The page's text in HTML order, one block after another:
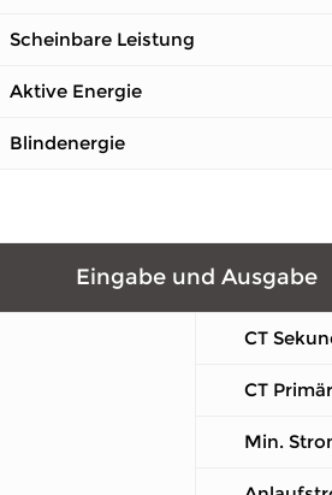
Scheinbare Leistung
Aktive Energie
Blindenergie
Eingabe und Ausgabe
CT
CT Primär
Min.